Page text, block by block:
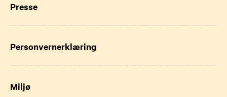
Presse
Personvernerklæring
Miljø